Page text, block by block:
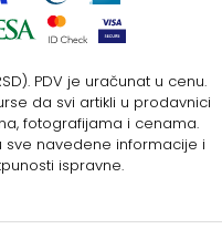
PDV je uračunat u cenu.
da svi artikli u prodavnici
fotografijama i cenama.
sve navedene informacije i
ispravne.